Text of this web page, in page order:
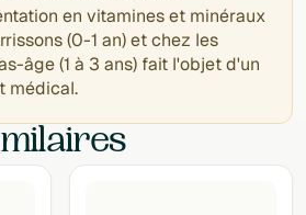
en vitamines et minéraux
(0-1 an) et chez les
âge (1 à 3 ans) fait l'objet d'un
médical.